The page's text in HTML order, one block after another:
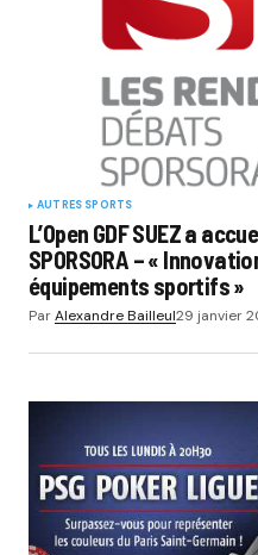
gagnants passera les
culture : Los Angeles,
Londres et Berlin.
Répondre
Votre adresse e-mail
champs obligatoires
Comment*
Your Name*
AUTRES SPORTS
L’Open GDF SUEZ a
SPORSORA – «
équipements sportifs »
ParAlexandre Bailleul29 janvier